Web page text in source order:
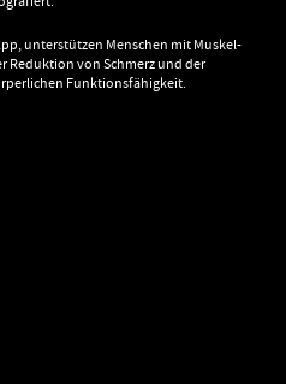
unterstützen Menschen mit Muskel-
Reduktion von Schmerz und der
Funktionsfähigkeit.